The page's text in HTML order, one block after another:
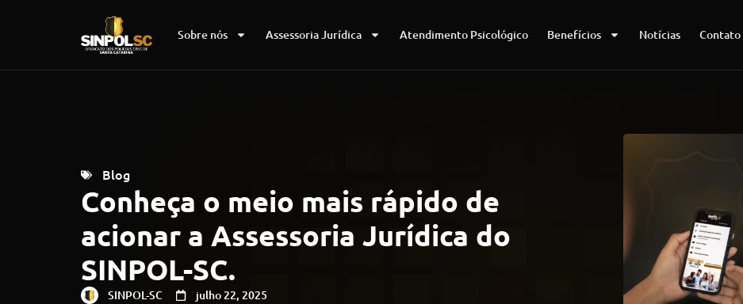
Sobre nós Assessoria Jurídica Atendimento Psicológico Benefícios Notícias Contato
Blog
Conheça o meio mais rápido de
acionar a Assessoria Jurídica do
SINPOL-SC.
SINPOL-SC julho 22, 2025